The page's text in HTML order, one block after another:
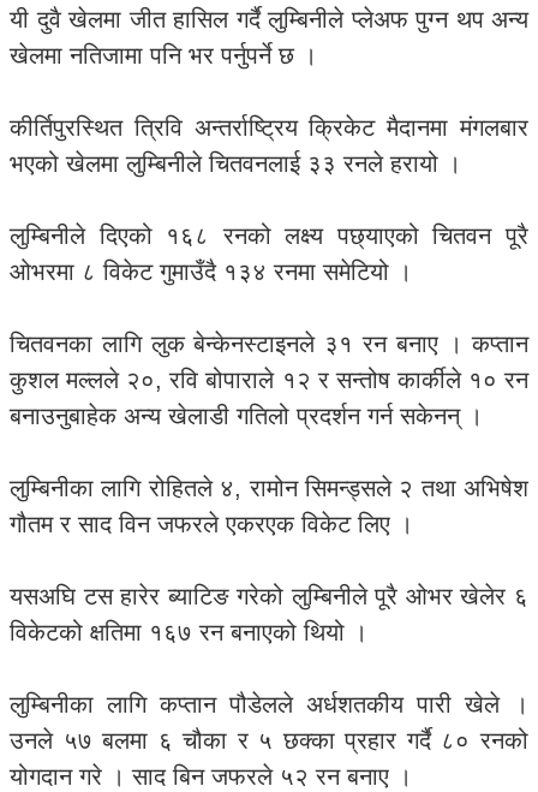
यी दुवै खेलमा जीत हासिल गर्दै लुम्बिनीले प्लेअफ पुग्न थप अन्य
खेलमा नतिजामा पनि भर पर्नुपर्ने छ ।
कीर्तिपुरस्थित त्रिवि अन्तर्राष्ट्रिय क्रिकेट मैदानमा मंगलबार
भएको खेलमा लुम्बिनीले चितवनलाई ३३ रनले हरायो ।
लुम्बिनीले दिएको १६८ रनको लक्ष्य पछ्याएको चितवन पूरै
ओभरमा ८ विकेट गुमाउँदै १३४ रनमा समेटियो ।
चितवनका लागि लुक बेन्केनस्टाइनले ३१ रन बनाए । कप्तान
कुशल मल्लले २०, रवि बोपाराले १२ र सन्तोष कार्कीले १० रन
बनाउनुबाहेक अन्य खेलाडी गतिलो प्रदर्शन गर्न सकेनन् ।
लुम्बिनीका लागि रोहितले ४, रामोन सिमन्ड्सले २ तथा अभिषेश
गौतम र साद विन जफरले एकरएक विकेट लिए ।
यसअघि टस हारेर ब्याटिङ गरेको लुम्बिनीले पूरै ओभर खेलेर ६
विकेटको क्षतिमा १६७ रन बनाएको थियो ।
लुम्बिनीका लागि कप्तान पौडेलले अर्धशतकीय पारी खेले ।
उनले ५७ बलमा ६ चौका र ५ छक्का प्रहार गर्दै ८० रनको
योगदान गरे । साद बिन जफरले ५२ रन बनाए ।